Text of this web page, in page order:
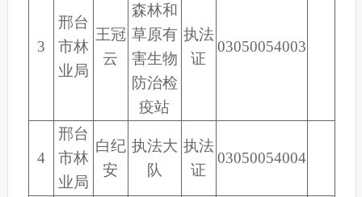
3
邢台
市林
业局
王冠
云
森林和
草原有
害生物
防治检
疫站
执法
证
03050054003
4
邢台
市林
业局
白纪
安
执法大
队
执法
证
03050054004